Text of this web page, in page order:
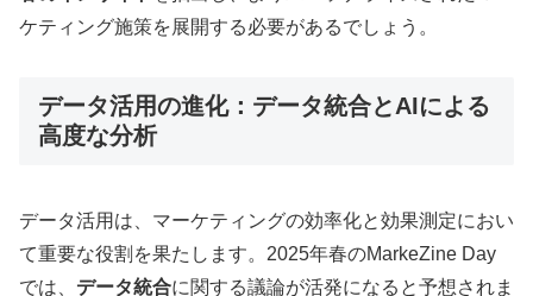
ケティング施策を展開する必要があるでしょう 。
データ活用の進化：データ統合とAIによる
高度な分析
データ活用は、マーケティングの効率化と効果測定におい
て重要な役割を果たします。2025年春のMarkeZine Day
では、 データ統合に関する議論が活発になると予想されま